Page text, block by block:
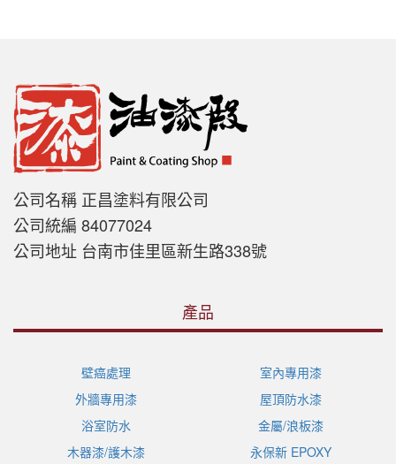
公司名稱 正昌塗料有限公司
公司統編 84077024
公司地址 台南市佳里區新生路338號
產品
壁癌處理
室內專用漆
外牆專用漆
屋頂防水漆
浴室防水
金屬/浪板漆
木器漆/護木漆
永保新 EPOXY